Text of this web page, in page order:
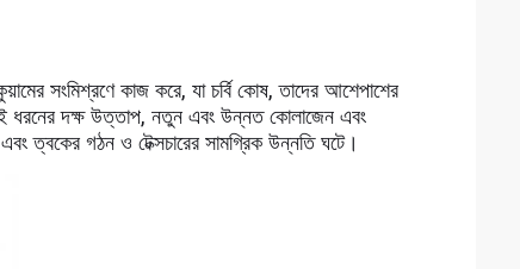
সংমিশ্রণে কাজ করে, যা চর্বি কোষ, তাদের আশেপাশের
ধরনের দক্ষ উত্তাপ, নতুন এবং উন্নত কোলাজেন এবং
ত্বকের গঠন ও টেক্সচারের সামগ্রিক উন্নতি ঘটে।